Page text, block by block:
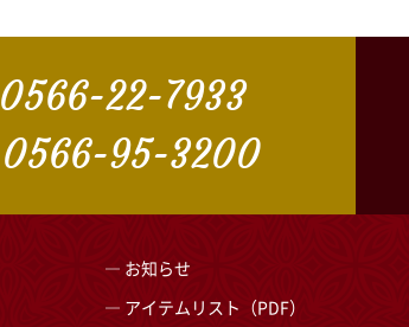
0566-22-7933
0566-95-3200
お知らせ
アイテムリスト（PDF）